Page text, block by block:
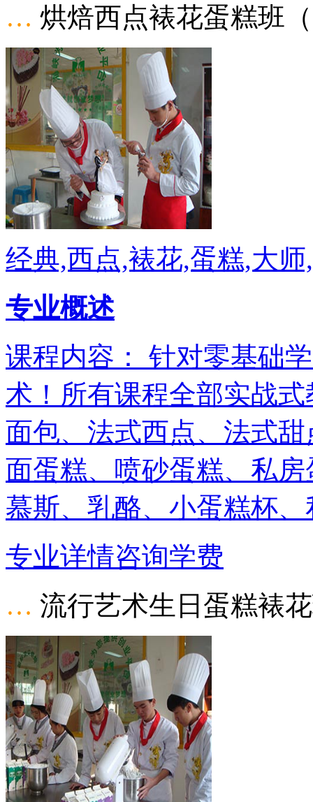
… 烘焙西点裱花蛋糕班
经典,西点,裱花,蛋糕,大
专业概述
课程内容： 针对零基础
术！所有课程全部实战
面包、法式西点、法式
面蛋糕、喷砂蛋糕、私
慕斯、乳酪、小蛋糕杯
专业详情咨询学费
… 流行艺术生日蛋糕裱